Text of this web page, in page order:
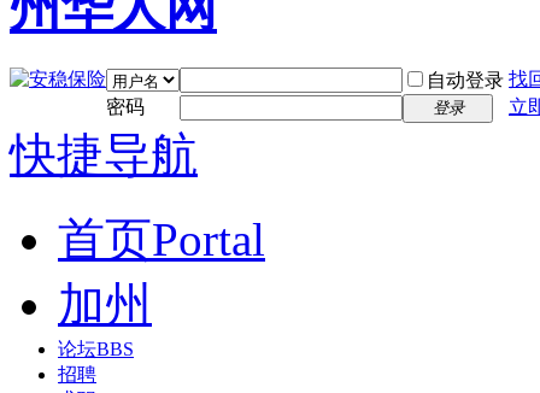
自动登录 找
密码
登录 立
快捷导航
首页Portal
加州
论坛BBS
招聘